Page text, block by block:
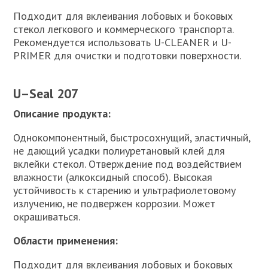
Подходит для вклеивания лобовых и боковых
стекол легкового и коммерческого транспорта.
Рекомендуется использовать U-CLEANER и U-
PRIMER для очистки и подготовки поверхности.
U–Seal 207
Описание продукта:
Однокомпонентный, быстросохнущий, эластичный,
не дающий усадки полиуретановый клей для
вклейки стекол. Отверждение под воздействием
влажности (алкоксидный способ). Высокая
устойчивость к старению и ультрафиолетовому
излучению, не подвержен коррозии. Может
окрашиваться.
Области применения:
Подходит для вклеивания лобовых и боковых